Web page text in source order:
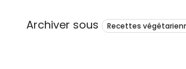
Archiver sous Recettes